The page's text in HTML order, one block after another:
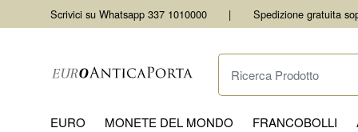
Scrivici su Whatsapp 337 1010000 Spedizione gratuita
Ricerca Prodotto
EURO MONETE DEL MONDO FRANCOBOLLI